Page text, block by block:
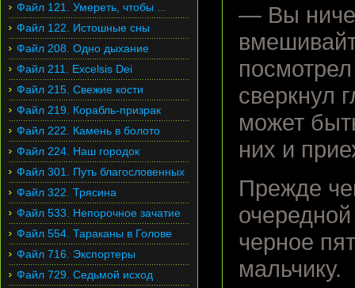
— Вы
сверкнул
может
них и
Прежде
черное
мальчику.
Файл 121. Умереть, чтобы ...
Файл 122. Истошные сны
Файл 208. Одно дыхание
Файл 211. Excelsis Dei
Файл 215. Свежие кости
Файл 219. Корабль-призрак
Файл 222. Камень в болото
Файл 224. Наш городок
Файл 301. Путь благословенных
Файл 322. Трясина
Файл 533. Непорочное зачатие
Файл 554. Тараканы в Голове
Файл 716. Экспортеры
Файл 729. Седьмой исход